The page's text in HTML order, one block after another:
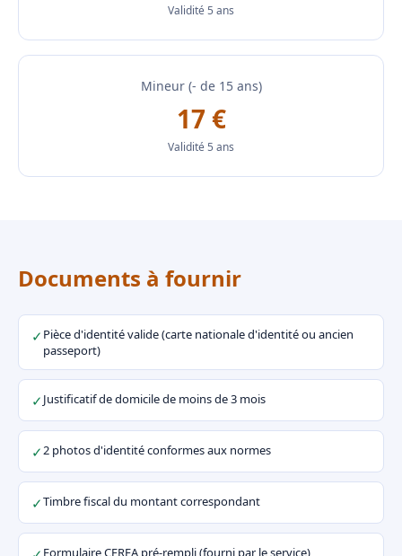
Validité 5 ans
Mineur (- de 15 ans)
17 €
Validité 5 ans
Documents à fournir
✓ Pièce d'identité valide (carte nationale d'identité ou ancien
passeport)
✓Justificatif de domicile de moins de 3 mois
✓2 photos d'identité conformes aux normes
✓Timbre fiscal du montant correspondant
Formulaire CERFA pré-rempli (fourni par le service)